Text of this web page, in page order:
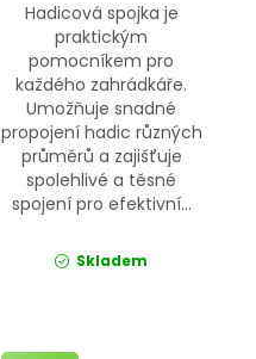
Hadicová spojka je
praktickým
pomocníkem pro
každého zahrádkáře.
Umožňuje snadné
propojení hadic různých
průměrů a zajišťuje
spolehlivé a těsné
spojení pro efektivní...
Skladem